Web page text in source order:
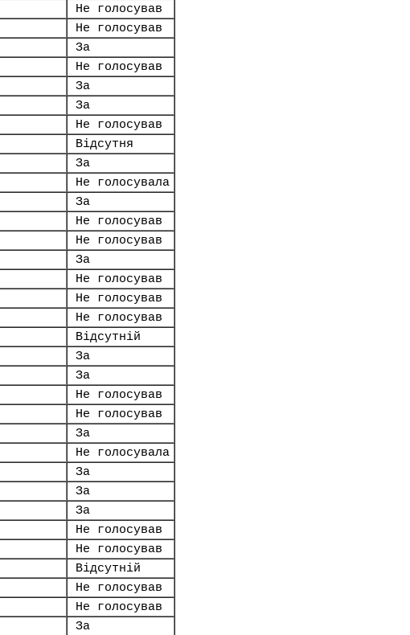
Не голосував
Не голосував
За
Не голосував
За
За
Не голосував
Відсутня
За
Не голосувала
За
Не голосував
Не голосував
За
Не голосував
Не голосував
Не голосував
Відсутній
За
За
Не голосував
Не голосував
За
Не голосувала
За
За
За
Не голосував
Не голосував
Відсутній
Не голосував
Не голосував
За